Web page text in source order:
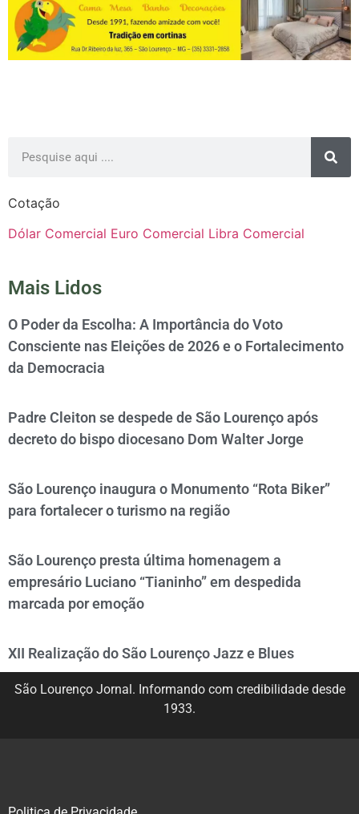
Cotação
Dólar Comercial Euro Comercial Libra Comercial
Mais Lidos
O Poder da Escolha: A Importância do Voto
Consciente nas Eleições de 2026 e o Fortalecimento
da Democracia
Padre Cleiton se despede de São Lourenço após
decreto do bispo diocesano Dom Walter Jorge
São Lourenço inaugura o Monumento “Rota Biker”
para fortalecer o turismo na região
São Lourenço presta última homenagem a
empresário Luciano “Tianinho” em despedida
marcada por emoção
XII Realização do São Lourenço Jazz e Blues
São Lourenço Jornal. Informando com credibilidade desde
1933.